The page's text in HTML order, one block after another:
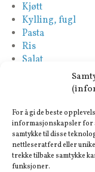
For å gi de beste
informasjonskapsler for
samtykke til disse
nettleseratferd eller
trekke tilbake samtykke
funksjoner.
Kjøtt
Kylling, fugl
Pasta
Ris
Salat
Suppe
Tapas-Mezze
Tyrkisk
Vegan
Vegetar